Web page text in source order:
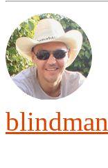
blindman